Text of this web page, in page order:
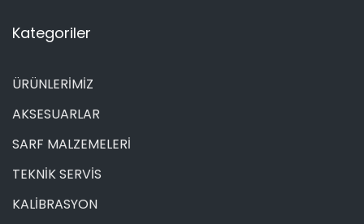
Kategoriler
ÜRÜNLERİMİZ
AKSESUARLAR
SARF MALZEMELERİ
TEKNİK SERVİS
KALİBRASYON